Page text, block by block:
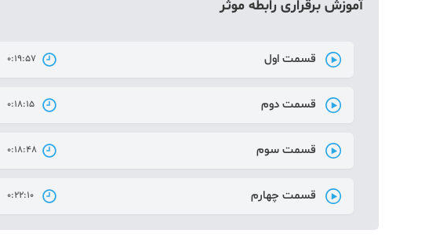
آموزش برقراری رابطه موثر
قسمت اول 0:19:57
قسمت دوم 0:18:15
قسمت سوم 0:18:48
قسمت چهارم 0:22:10